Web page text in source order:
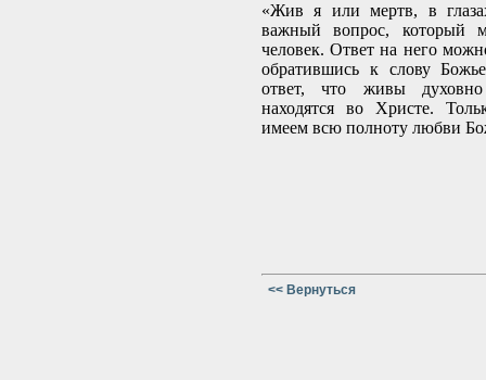
«Жив я или мертв, в
важный вопрос, который
человек. Ответ на него
обратившись к слову
ответ, что живы
находятся во Христе.
имеем всю полноту любви
<< Вернуться